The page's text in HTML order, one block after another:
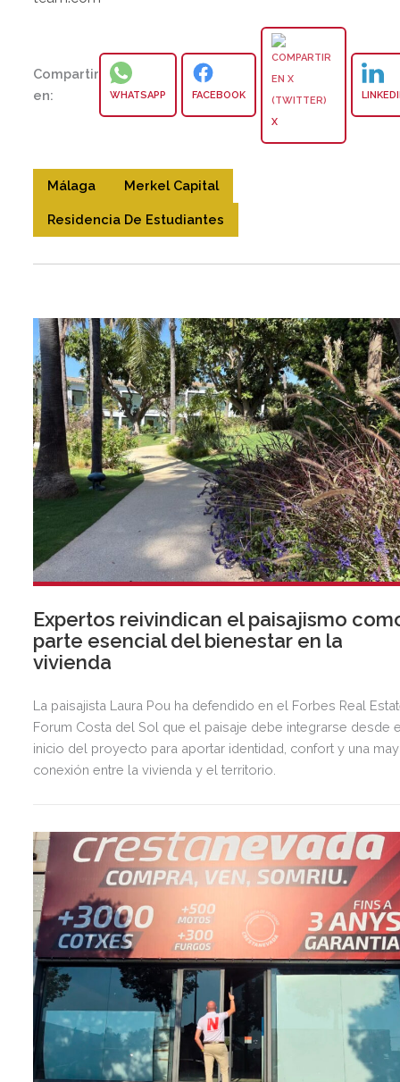
Compartir
en:
WHATSAPP FACEBOOK
X
Málaga Merkel Capital
Residencia De Estudiantes
Expertos reivindican el paisajismo
parte esencial del bienestar en la
vivienda
La paisajista Laura Pou ha defendido en el Forbes Real
Forum Costa del Sol que el paisaje debe integrarse desde
inicio del proyecto para aportar identidad, confort y una
conexión entre la vivienda y el territorio.